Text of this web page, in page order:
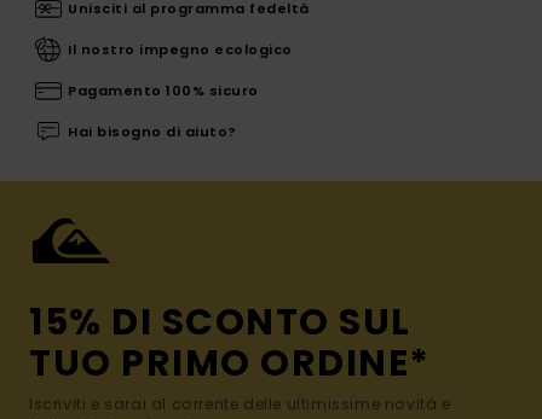
Unisciti al programma fedeltà
Il nostro impegno ecologico
Pagamento 100% sicuro
Hai bisogno di aiuto?
15% DI SCONTO SUL
TUO PRIMO ORDINE*
Iscriviti e sarai al corrente delle ultimissime novità e